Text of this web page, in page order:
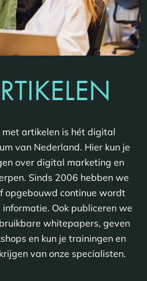
artikelen is hét digital
van Nederland. Hier kun je
over digital marketing en
Sinds 2006 hebben we
opgebouwd continue wordt
Ook publiceren we
whitepapers, geven
en kun je trainingen en
van onze specialisten.